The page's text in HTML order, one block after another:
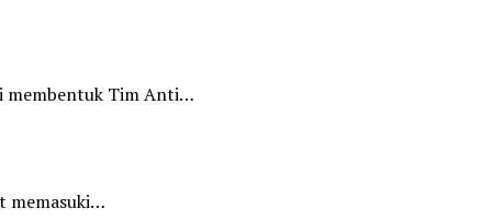
membentuk Tim Anti…
memasuki…